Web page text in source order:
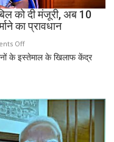
स्वास्थ्य
विभाग
ने
तैयार
की
को दी मंजूरी, अब 10
का प्रावधान
Offon
राष्ट्रपति
पेपर
लीक
संशोधन
के इस्तेमाल के खिलाफ केंद्र